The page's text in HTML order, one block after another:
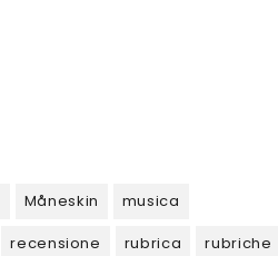
Måneskin
musica
recensione rubrica rubriche